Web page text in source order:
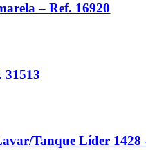
– Ref. 16920
31513
Tanque Líder 1428